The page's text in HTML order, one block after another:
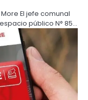
El jefe comunal
público N° 85…